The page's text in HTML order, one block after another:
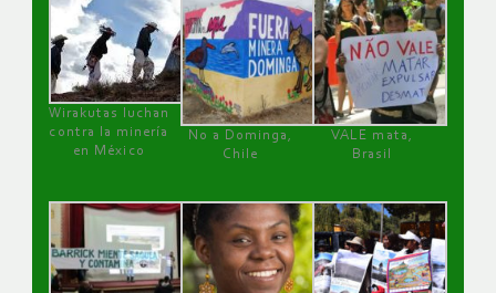
Wirakutas luchan
contra la minería
en México
No a Dominga,
Chile
VALE mata,
Brasil